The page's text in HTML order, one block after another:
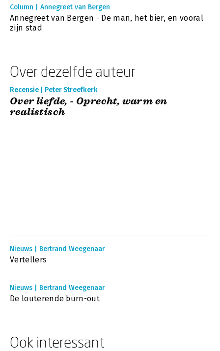
Column | Annegreet van Bergen
Annegreet van Bergen - De man, het bier, en vooral
zijn stad
Over dezelfde auteur
Recensie | Peter Streefkerk
Over liefde, - Oprecht, warm en
realistisch
Nieuws | Bertrand Weegenaar
Vertellers
Nieuws | Bertrand Weegenaar
De louterende burn-out
Ook interessant